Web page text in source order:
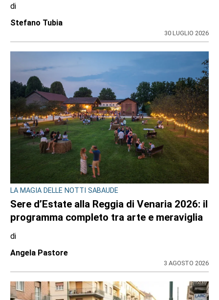
di
Stefano Tubia
30 LUGLIO 2026
LA MAGIA DELLE NOTTI SABAUDE
Sere d’Estate alla Reggia di Venaria 2026: il
programma completo tra arte e meraviglia
di
Angela Pastore
3 AGOSTO 2026